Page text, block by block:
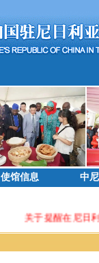
使馆信息 中
关于提醒在尼日